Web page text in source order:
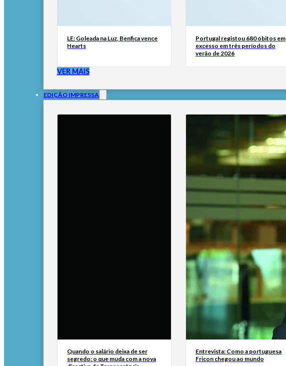
LE: Goleada na Luz, Benfica vence
Hearts
Portugal registou 680 óbitos em
excesso em três períodos do
verão de 2026
VER MAIS
EDIÇÃO IMPRESSA
Quando o salário deixa de ser
segredo: o que muda com a nova
Entrevista: Como a portuguesa
Fricon chegou ao mundo